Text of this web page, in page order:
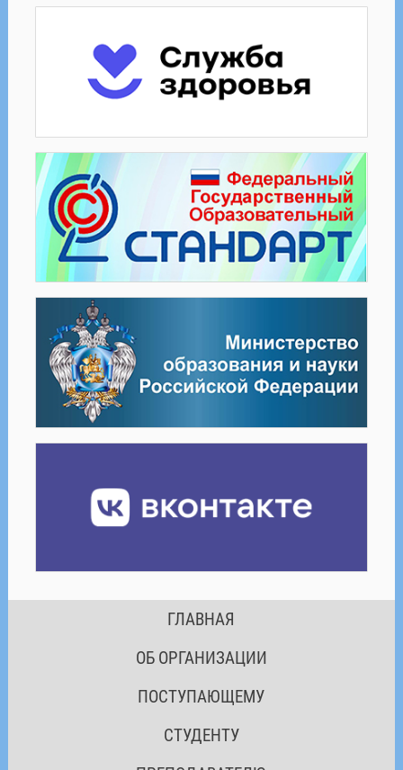
ГЛАВНАЯ
ОБ ОРГАНИЗАЦИИ
ПОСТУПАЮЩЕМУ
СТУДЕНТУ